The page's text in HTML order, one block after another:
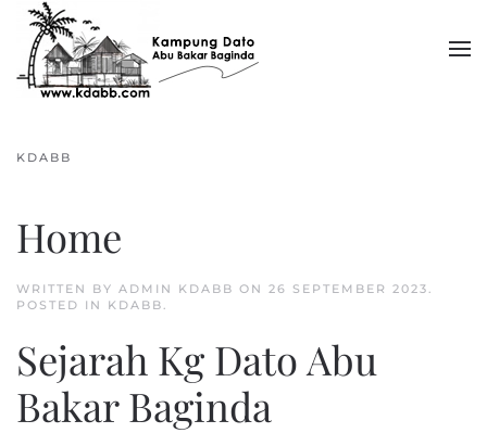
Skip to main content
KDABB
Home
WRITTEN BY ADMIN KDABB ON 26 SEPTEMBER 2023.
POSTED IN KDABB.
Sejarah Kg Dato Abu
Bakar Baginda